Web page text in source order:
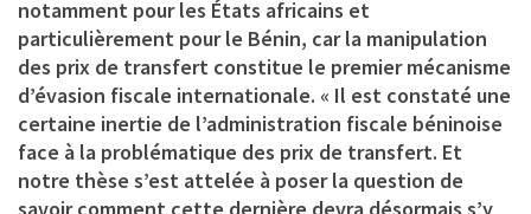
notamment pour les États africains et
particulièrement pour le Bénin, car la manipulation
des prix de transfert constitue le premier mécanisme
d’évasion fiscale internationale. « Il est constaté une
certaine inertie de l’administration fiscale béninoise
face à la problématique des prix de transfert. Et
notre thèse s’est attelée à poser la question de